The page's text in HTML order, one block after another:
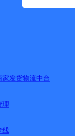
家发货物流中台
理
线
城区